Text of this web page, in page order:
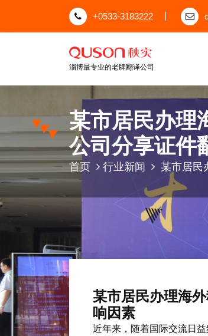
正
+0533-3183222
淄博最专业的老牌翻译公司
某市居民办理
公司分享证件
首页 行业新闻 某市居民
某市居民办理海
响因素
近年来，随着国际交流日